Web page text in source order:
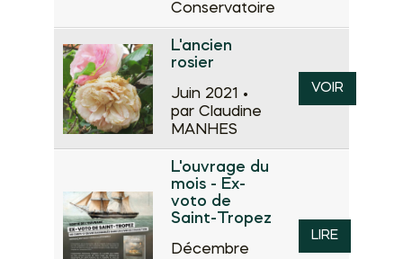
Conservatoire
L'ancien
rosier
Juin 2021 •
par Claudine
MANHES
VOIR
L'ouvrage du
mois - Ex-
voto de
Saint-Tropez
Décembre
LIRE